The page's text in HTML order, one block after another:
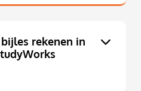
rekenen in